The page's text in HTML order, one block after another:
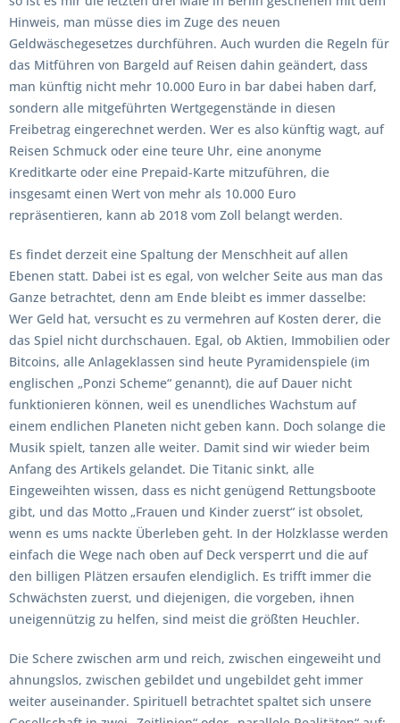
Hinweis, man müsse dies im Zuge des neuen
Geldwäschegesetzes durchführen. Auch wurden die Regeln für
das Mitführen von Bargeld auf Reisen dahin geändert, dass
man künftig nicht mehr 10.000 Euro in bar dabei haben darf,
sondern alle mitgeführten Wertgegenstände in diesen
Freibetrag eingerechnet werden. Wer es also künftig wagt, auf
Reisen Schmuck oder eine teure Uhr, eine anonyme
Kreditkarte oder eine Prepaid-Karte mitzuführen, die
insgesamt einen Wert von mehr als 10.000 Euro
repräsentieren, kann ab 2018 vom Zoll belangt werden.
Es findet derzeit eine Spaltung der Menschheit auf allen
Ebenen statt. Dabei ist es egal, von welcher Seite aus man das
Ganze betrachtet, denn am Ende bleibt es immer dasselbe:
Wer Geld hat, versucht es zu vermehren auf Kosten derer, die
das Spiel nicht durchschauen. Egal, ob Aktien, Immobilien oder
Bitcoins, alle Anlageklassen sind heute Pyramidenspiele (im
englischen „Ponzi Scheme“ genannt), die auf Dauer nicht
funktionieren können, weil es unendliches Wachstum auf
einem endlichen Planeten nicht geben kann. Doch solange die
Musik spielt, tanzen alle weiter. Damit sind wir wieder beim
Anfang des Artikels gelandet. Die Titanic sinkt, alle
Eingeweihten wissen, dass es nicht genügend Rettungsboote
gibt, und das Motto „Frauen und Kinder zuerst“ ist obsolet,
wenn es ums nackte Überleben geht. In der Holzklasse werden
einfach die Wege nach oben auf Deck versperrt und die auf
den billigen Plätzen ersaufen elendiglich. Es trifft immer die
Schwächsten zuerst, und diejenigen, die vorgeben, ihnen
uneigennützig zu helfen, sind meist die größten Heuchler.
Die Schere zwischen arm und reich, zwischen eingeweiht und
ahnungslos, zwischen gebildet und ungebildet geht immer
weiter auseinander. Spirituell betrachtet spaltet sich unsere